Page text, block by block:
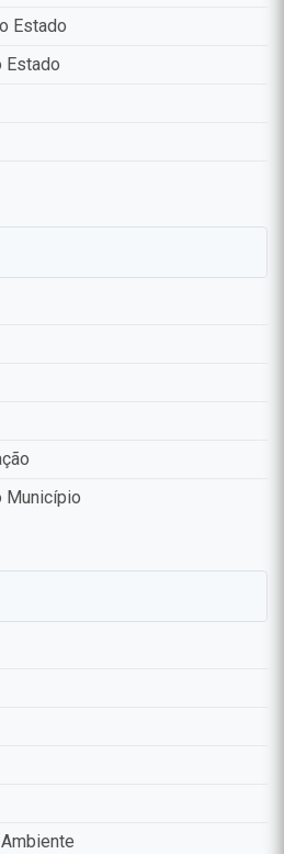
Estado
Estado
Município